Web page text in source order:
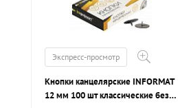
Экспресс-просмотр
Кнопки канцелярские INFORMAT
12 мм 100 шт классические без